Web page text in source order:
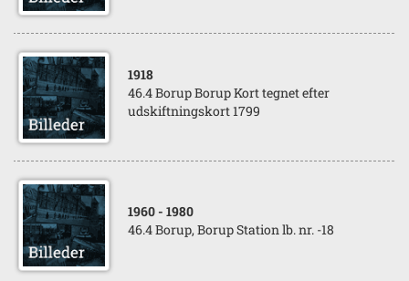
1918
46.4 Borup Borup Kort tegnet efter
udskiftningskort 1799
1960 - 1980
46.4 Borup, Borup Station lb. nr. -18